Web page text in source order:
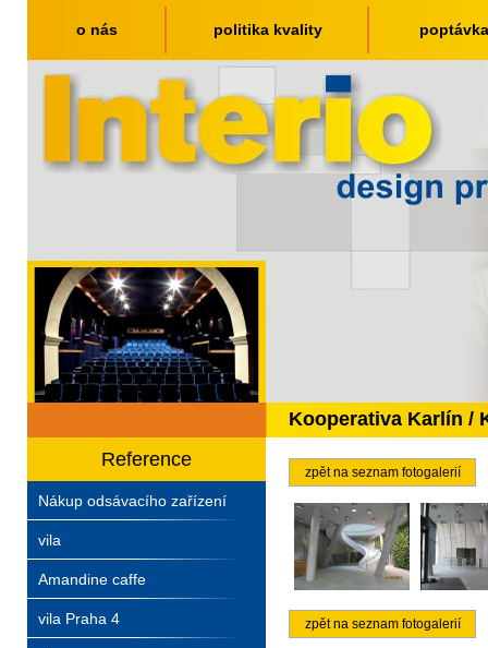
o nás politika kvality poptávka
Reference
Nákup odsávacího zařízení
vila
Amandine caffe
vila Praha 4
Kooperativa Karlín /
zpět na seznam fotogalerií
zpět na seznam fotogalerií